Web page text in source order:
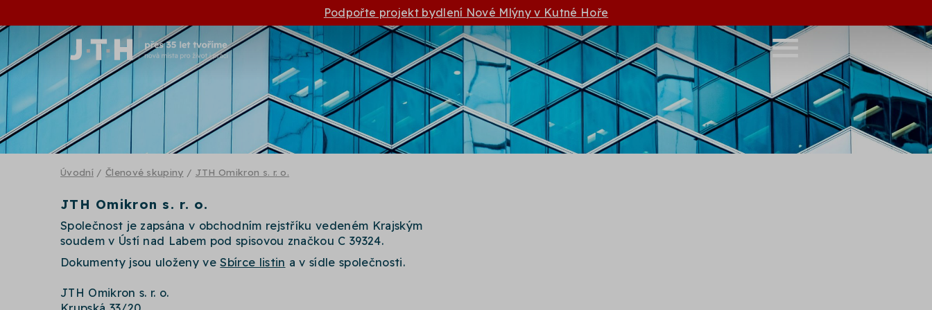
Podpořte projekt bydlení Nové Mlýny v Kutné Hoře
Úvodní / Členové skupiny / JTH Omikron s. r. o.
JTH Omikron s. r. o.
Společnost je zapsána v obchodním rejstříku vedeném Krajským
soudem v Ústí nad Labem pod spisovou značkou C 39324.
Dokumenty jsou uloženy veSbírce listin a v sídle společnosti.
JTH Omikron s. r. o.